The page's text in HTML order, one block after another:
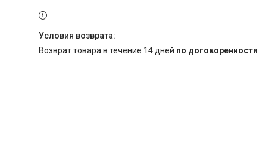
возврат товара в течение 14 дней по договоренности